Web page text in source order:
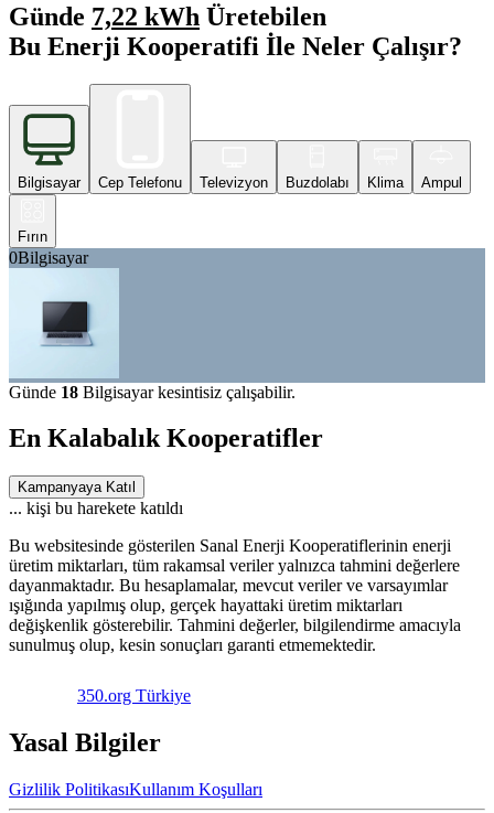
Günde 7,22 kWh Üretebilen
Bu Enerji Kooperatifi İle Neler Çalışır?
Bilgisayar Cep Telefonu Televizyon Buzdolabı Klima Ampul
Fırın
0Bilgisayar
Günde 18 Bilgisayar kesintisiz çalışabilir.
En Kalabalık Kooperatifler
Kampanyaya Katıl
... kişi bu harekete katıldı
Bu websitesinde gösterilen Sanal Enerji Kooperatiflerinin enerji
üretim miktarları, tüm rakamsal veriler yalnızca tahmini değerlere
dayanmaktadır. Bu hesaplamalar, mevcut veriler ve varsayımlar
ışığında yapılmış olup, gerçek hayattaki üretim miktarları
değişkenlik gösterebilir. Tahmini değerler, bilgilendirme amacıyla
sunulmuş olup, kesin sonuçları garanti etmemektedir.
350.org Türkiye
Yasal Bilgiler
Gizlilik PolitikasıKullanım Koşulları